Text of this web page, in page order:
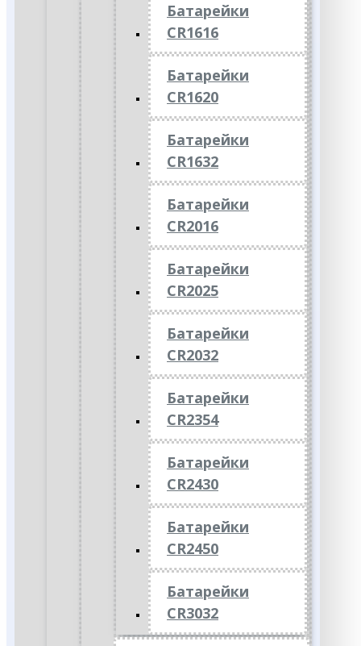
Батарейки
CR1616
Батарейки
CR1620
Батарейки
CR1632
Батарейки
CR2016
Батарейки
CR2025
Батарейки
CR2032
Батарейки
CR2354
Батарейки
CR2430
Батарейки
CR2450
Батарейки
CR3032